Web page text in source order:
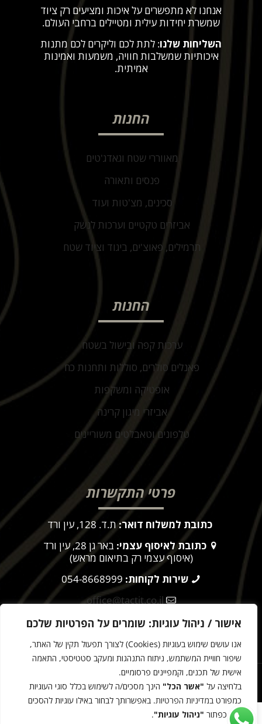
אישור / ניהול עוגיות: שומרים על הפרטיות שלכם
אנו עושים שימוש בעוגיות (Cookies) לצורך תפעול תקין של האתר,
שיפור חוויית המשתמש, ניתוח התנהגות ומעקב סטטיסטי, התאמה
אישית של תכנים, וקמפיינים פרסומיים.
בלחיצה על "אשר הכל" הינך מסכים/ה לשימוש בכלל סוגי העוגיות
כמפורט במדיניות הפרטיות. באפשרותך לבחור באילו עוגיות להסכים
דרך כפתור "ניהול עוגיות".
אנחנו לא מתפשרים על איכות ומציעים רק ציוד
שמשרת יחידות עילית ומטיילים ברחבי העולם.
השליחות שלנו: לתת לכם וליקרים לכם מתנות
איכותיות שמשלבות חוויה, משמעות ואמינות
אמיתית.
החנות
מאווררי שטח וגאדג'טים
פנסים ותאורה
סכינים, מצ'טות ועוד
אביזרים טקטיים וערכות לנשק
תרמילים, פאוצ'ים, ביגוד וציוד שטח
החנות
ערכות קפה ובישול בשטח
פאנלים סולרים, סוללות ותחנות כח
אופטיקה ומשקפות
אביזרי מיגון קרינה
טלפונים וטאבלטים משוריינים
פרטי התקשרות
כתובת למשלוח דואר:ת.ד. 128, עין ורד
כתובת לאיסוף עצמי: באר גן 28, עין ורד
(איסוף עצמי רק בתיאום מראש)
שירות לקוחות: 054-8668999
office@tactit.co.il
שעות פעילות:9:00 – 17:00
מדיניות הפרטיות
הטקטית © 2025
עיצוב ובניית אתרים -
"פאוץ' כללי עומד קו "חרבות ברזל -